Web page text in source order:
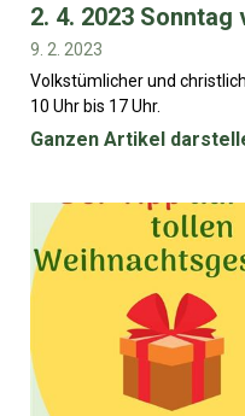
2. 4. 2023
9. 2. 2023
Volkstümlicher und
10 Uhr bis 17 Uhr.
Ganzen Artikel